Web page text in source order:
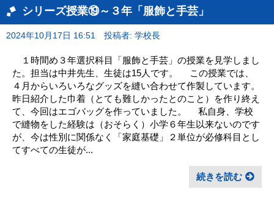
シリーズ授業⑲～３年「服飾と手芸」
2024年10月17日 16:51 投稿者: 学校長
１時間め３年選択科目「服飾と手芸」の授業を見学しまし
た。担当は中井先生、生徒は15人です。 この授業では、
４月からいろいろなグッズを縫い合わせて作製しています。
昨日紹介した巾着（とても難しかったとのこと）を作り終え
て、今回はエゴバッグを作っていました。 私自身、学校
で縫物をした経験は（おそらく）小学６年生以来ないのです
が、今は性別に関係なく「家庭基礎」２単位が必修科目とし
てすべての生徒が...
続きを読む